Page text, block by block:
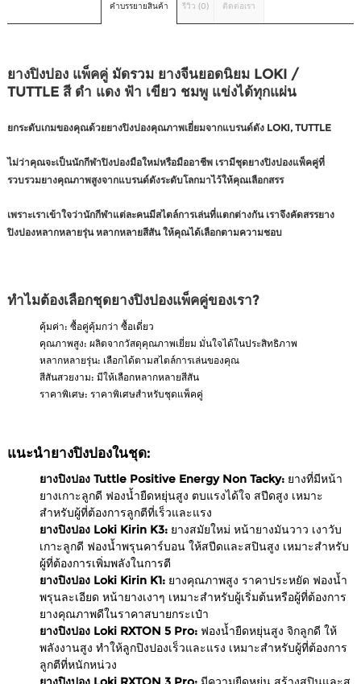
คำบรรยายสินค้า รีวิว (0) ติดต่อเรา
ยางปิงปอง แพ็คคู่ มัดรวม ยางจีนยอดนิยม LOKI /
TUTTLE สี ดำ แดง ฟ้า เขียว ชมพู แข่งได้ทุกแผ่น
ยกระดับเกมของคุณด้วยยางปิงปองคุณภาพเยี่ยมจากแบรนด์ดัง LOKI, TUTTLE
ไม่ว่าคุณจะเป็นนักกีฬาปิงปองมือใหม่หรือมืออาชีพ เรามีชุดยางปิงปองแพ็คคู่ที่
รวบรวมยางคุณภาพสูงจากแบรนด์ดังระดับโลกมาไว้ให้คุณเลือกสรร
เพราะเราเข้าใจว่านักกีฬาแต่ละคนมีสไตล์การเล่นที่แตกต่างกัน เราจึงคัดสรรยาง
ปิงปองหลากหลายรุ่น หลากหลายสีสัน ให้คุณได้เลือกตามความชอบ
ทำไมต้องเลือกชุดยางปิงปองแพ็คคู่ของเรา?
คุ้มค่า: ซื้อคู่คุ้มกว่า ซื้อเดี่ยว
คุณภาพสูง: ผลิตจากวัสดุคุณภาพเยี่ยม มั่นใจได้ในประสิทธิภาพ
หลากหลายรุ่น: เลือกได้ตามสไตล์การเล่นของคุณ
สีสันสวยงาม: มีให้เลือกหลากหลายสีสัน
ราคาพิเศษ: ราคาพิเศษสำหรับชุดแพ็คคู่
แนะนำยางปิงปองในชุด:
ยางปิงปอง Tuttle Positive Energy Non Tacky: ยางที่มีหน้า
ยางเกาะลูกดี ฟองน้ำยืดหยุ่นสูง ตบแรงได้ใจ สปีดสูง เหมาะ
สำหรับผู้ที่ต้องการลูกตีที่เร็วและแรง
ยางปิงปอง Loki Kirin K3: ยางสมัยใหม่ หน้ายางมันวาว เงาวับ
เกาะลูกดี ฟองน้ำพรุนคาร์บอน ให้สปีดและสปินสูง เหมาะสำหรับ
ผู้ที่ต้องการเพิ่มพลังในการตี
ยางปิงปอง Loki Kirin K1: ยางคุณภาพสูง ราคาประหยัด ฟองน้ำ
พรุนละเอียด หน้ายางเงาๆ เหมาะสำหรับผู้เริ่มต้นหรือผู้ที่ต้องการ
ยางคุณภาพดีในราคาสบายกระเป๋า
ยางปิงปอง Loki RXTON 5 Pro: ฟองน้ำยืดหยุ่นสูง จิกลูกดี ให้
พลังงานสูง ทำให้ลูกปิงปองเร็วและแรง เหมาะสำหรับผู้ที่ต้องการ
ลูกตีที่หนักหน่วง